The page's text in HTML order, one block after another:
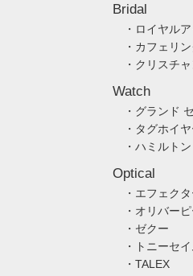
Bridal
・ロイヤル
・カフェリ
・クリスチ
Watch
・グランド
・タグホイ
・ハミルトン
Optical
・エフェク
・オリバー
・ゼクー
・トニーセイ
・TALEX